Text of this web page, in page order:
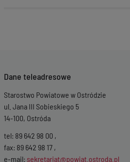
Dane teleadresowe
Starostwo Powiatowe w Ostródzie
ul. Jana III Sobieskiego 5
14-100, Ostróda
tel: 89 642 98 00 ,
fax: 89 642 98 17 ,
e-mail: sekretariat@powiat.ostroda.pl